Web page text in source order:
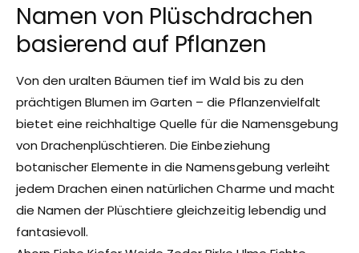
Namen von Plüschdrachen
basierend auf Pflanzen
Von den uralten Bäumen tief im Wald bis zu den
prächtigen Blumen im Garten – die Pflanzenvielfalt
bietet eine reichhaltige Quelle für die Namensgebung
von Drachenplüschtieren. Die Einbeziehung
botanischer Elemente in die Namensgebung verleiht
jedem Drachen einen natürlichen Charme und macht
die Namen der Plüschtiere gleichzeitig lebendig und
fantasievoll.